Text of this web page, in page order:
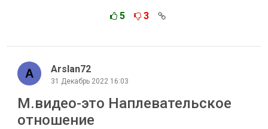
5 3
Arslan72
31 Декабрь 2022 16:03
М.видео-это Наплевательское
отношение